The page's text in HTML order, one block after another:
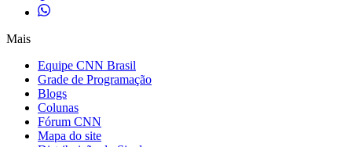
Mais
Equipe CNN Brasil
Grade de Programação
Blogs
Colunas
Fórum CNN
Mapa do site